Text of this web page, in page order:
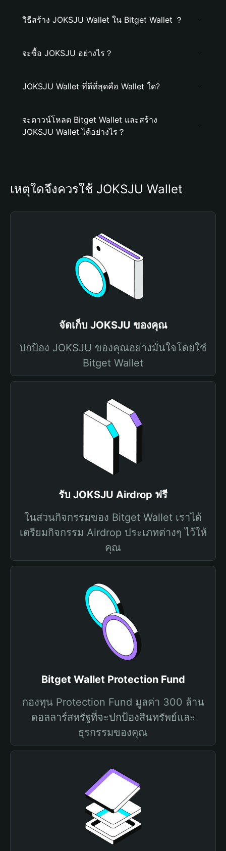
วิธีสร้าง JOKSJU Wallet ใน Bitget Wallet ？
จะซื้อ JOKSJU อย่างไร？
JOKSJU Wallet ที่ดีที่สุดคือ Wallet ใด?
จะดาวน์โหลด Bitget Wallet และสร้าง
JOKSJU Wallet ได้อย่างไร？
เหตุใดจึงควรใช้ JOKSJU Wallet
จัดเก็บ JOKSJU ของคุณ
ปกป้อง JOKSJU ของคุณอย่างมั่นใจโดยใช้
Bitget Wallet
รับ JOKSJU Airdrop ฟรี
ในส่วนกิจกรรมของ Bitget Wallet เราได้
เตรียมกิจกรรม Airdrop ประเภทต่างๆ ไว้ให้
คุณ
Bitget Wallet Protection Fund
กองทุน Protection Fund มูลค่า 300 ล้าน
ดอลลาร์สหรัฐที่จะปกป้องสินทรัพย์และ
ธุรกรรมของคุณ